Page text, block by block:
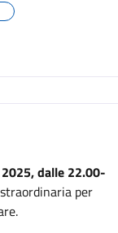
dalle 22.00-
per